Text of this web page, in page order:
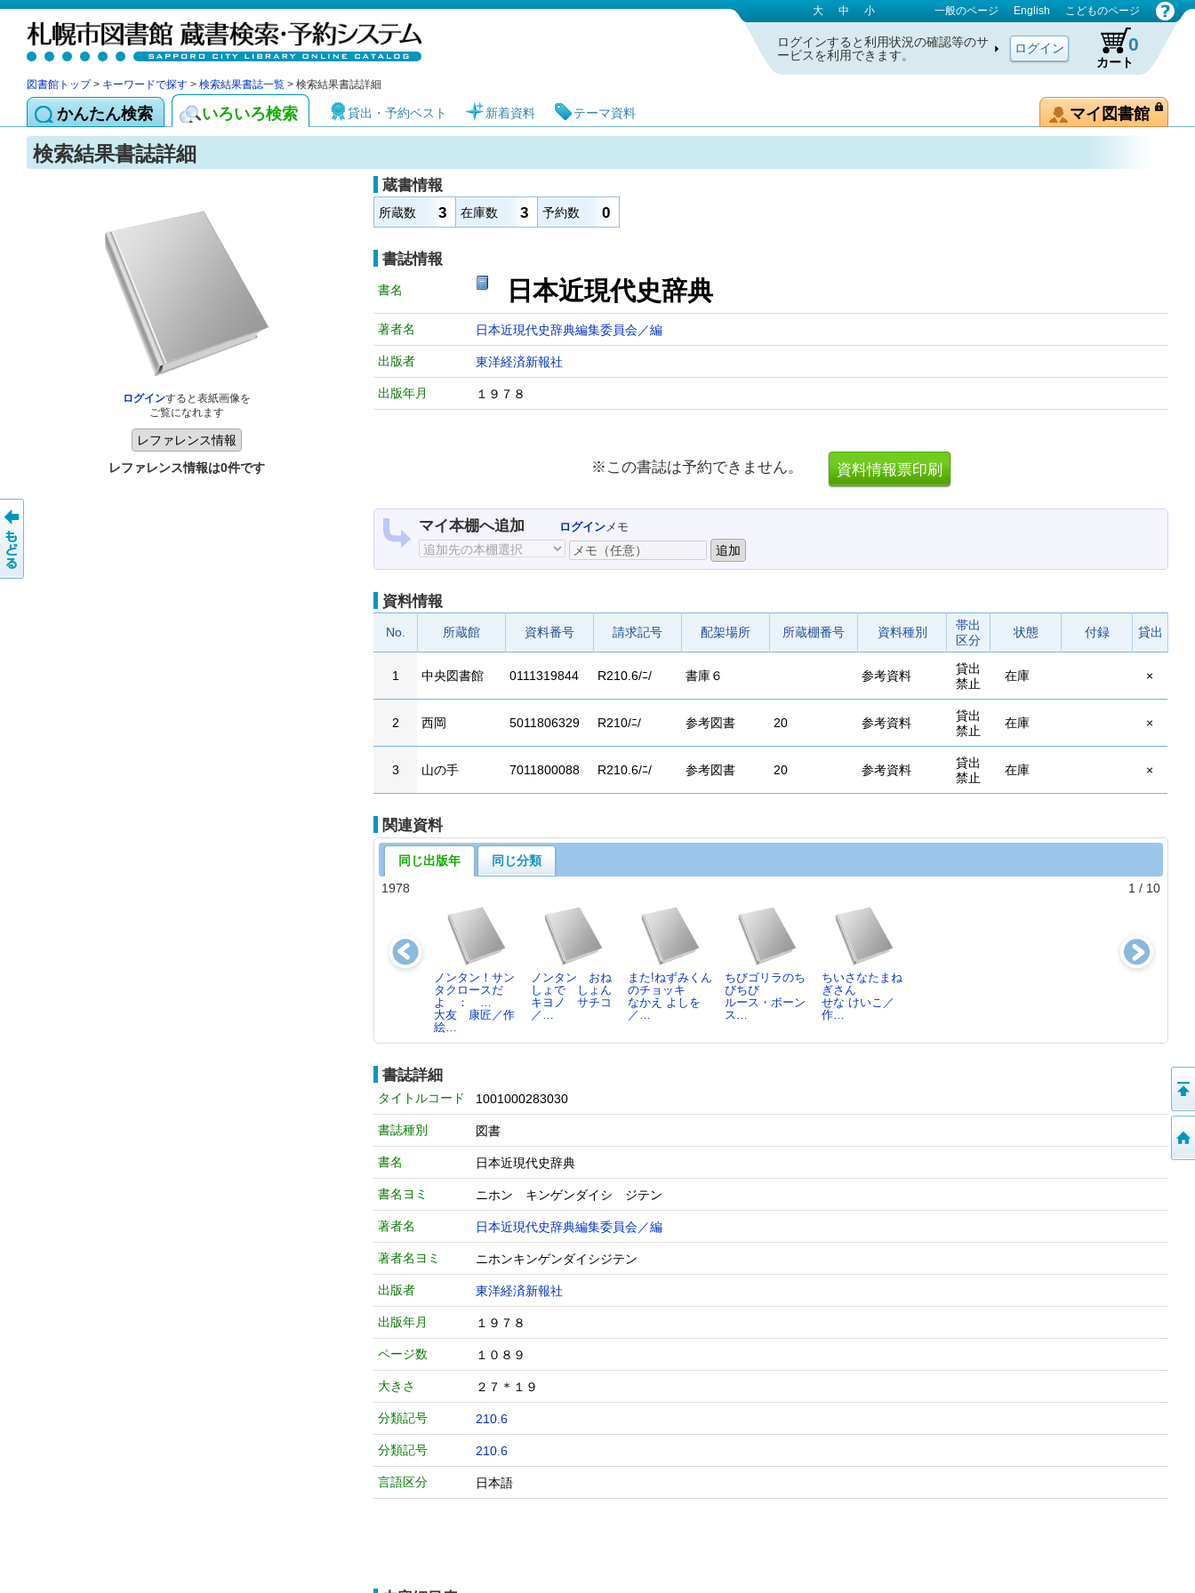
札幌市図書館 蔵書検索・予約システム 大 中 小 一般のページ English こどものページ
ログインすると利用状況の確認等のサ
ービスを利用できます。
カート
0
図書館トップ> キーワードで探す > 検索結果書誌一覧 > 検索結果書誌詳細
かんたん検索 いろいろ検索 貸出・予約ベスト 新着資料 テーマ資料 マイ図書館
検索結果書誌詳細
ログインすると表紙画像を
ご覧になれます
レファレンス情報は0件です
蔵書情報
所蔵数 3 在庫数 3 予約数 0
書誌情報
書名 日本近現代史辞典
著者名 日本近現代史辞典編集委員会／編
出版者 東洋経済新報社
出版年月 １９７８
※この書誌は予約できません。
マイ本棚へ追加 ログインメモ
資料情報
No. 所蔵館 資料番号 請求記号 配架場所 所蔵棚番号 資料種別
帯出
区分
状態 付録 貸出
1 中央図書館 0111319844 R210.6/ﾆ/ 書庫６ 参考資料
貸出
禁止
在庫 ×
2 西岡 5011806329 R210/ﾆ/ 参考図書 20 参考資料
貸出
禁止
在庫 ×
3 山の手 7011800088 R210.6/ﾆ/ 参考図書 20 参考資料
貸出
禁止
在庫 ×
関連資料
同じ出版年
同じ分類
1978
1 / 10
ノンタン！サン
タクロースだ
よ ： …
大友 康匠／作
絵…
ノンタン おね
しょで しょん
キヨノ サチコ
／…
また!ねずみくん
のチョッキ
なかえ よしを
／…
ちびゴリラのち
びちび
ルース・ボーン
ス…
ちいさなたまね
ぎさん
せな けいこ／
作…
書誌詳細
タイトルコード 1001000283030
書誌種別 図書
書名 日本近現代史辞典
書名ヨミ ニホン キンゲンダイシ ジテン
著者名 日本近現代史辞典編集委員会／編
著者名ヨミ ニホンキンゲンダイシジテン
出版者 東洋経済新報社
出版年月 １９７８
ページ数 １０８９
大きさ ２７＊１９
分類記号 210.6
分類記号 210.6
言語区分 日本語